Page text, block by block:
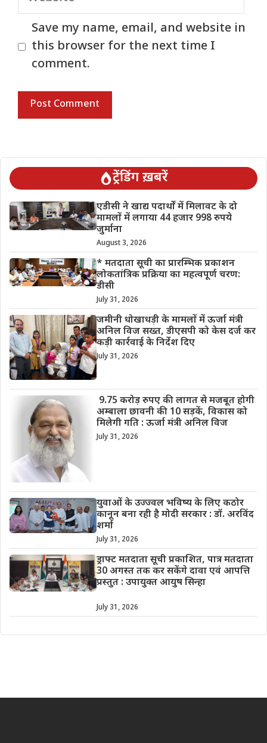
Save my name, email, and website in
this browser for the next time I
comment.
ट्रेंडिंग ख़बरें
एडीसी ने खाद्य पदार्थों में मिलावट के दो
मामलों में लगाया 44 हजार 998 रुपये
जुर्माना
August 3, 2026
* मतदाता सूची का प्रारम्भिक प्रकाशन
लोकतांत्रिक प्रक्रिया का महत्वपूर्ण चरण:
डीसी
July 31, 2026
जमीनी धोखाधड़ी के मामलों में ऊर्जा मंत्री
अनिल विज सख्त, डीएसपी को केस दर्ज कर
कड़ी कार्रवाई के निर्देश दिए
July 31, 2026
9.75 करोड़ रुपए की लागत से मजबूत होगी
अम्बाला छावनी की 10 सड़कें, विकास को
मिलेगी गति : ऊर्जा मंत्री अनिल विज
July 31, 2026
युवाओं के उज्ज्वल भविष्य के लिए कठोर
कानून बना रही है मोदी सरकार : डॉ. अरविंद
शर्मा
July 31, 2026
ड्राफ्ट मतदाता सूची प्रकाशित, पात्र मतदाता
30 अगस्त तक कर सकेंगे दावा एवं आपत्ति
प्रस्तुत : उपायुक्त आयुष सिन्हा
July 31, 2026